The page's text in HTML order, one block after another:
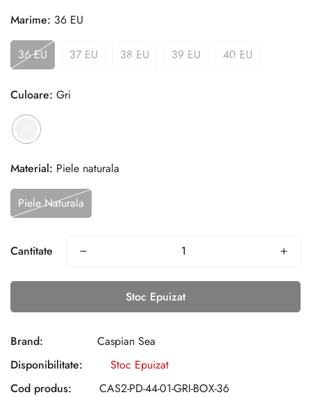
Marime: 36 EU
36 EU 37 EU 38 EU 39 EU 40 EU
Culoare: Gri
Material: Piele naturala
Piele Naturala
Cantitate
Stoc Epuizat
Brand:
Caspian Sea
Disponibilitate:
Stoc Epuizat
Cod produs:
CAS2-PD-44-01-GRI-BOX-36